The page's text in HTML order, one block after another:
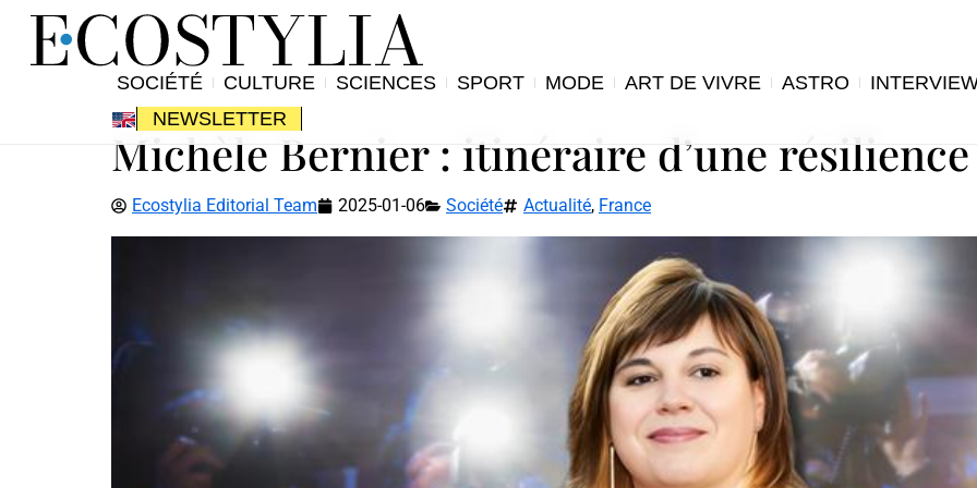
SOCIÉTÉ CULTURE SCIENCES SPORT MODE ART DE VIVRE ASTRO
NEWSLETTER
Michèle Bernier : itinéraire d’une résilience
Ecostylia Editorial Team 2025-01-06 Société Actualité, France